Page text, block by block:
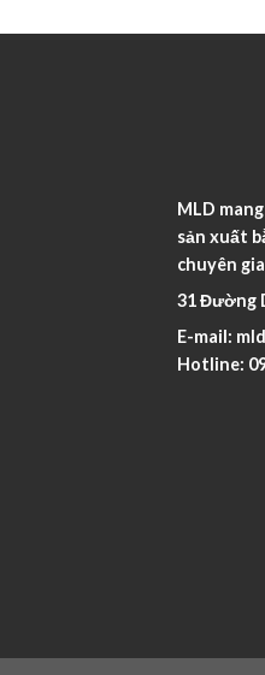
MLD
sản xuất
chuyên
31 Đường
E-mail:
Hotline: